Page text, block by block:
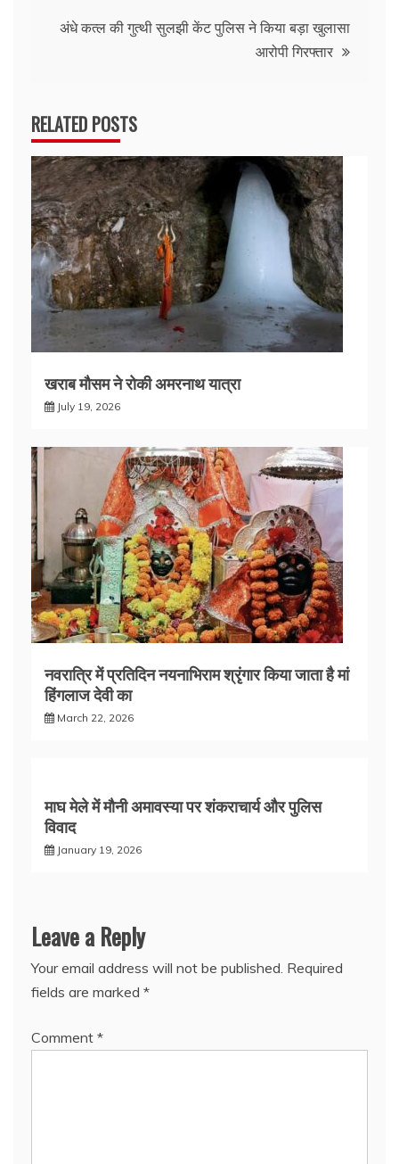
अंधे कत्ल की गुत्थी सुलझी केंट पुलिस ने किया बड़ा खुलासा
आरोपी गिरफ्तार
RELATED POSTS
खराब मौसम ने रोकी अमरनाथ यात्रा
July 19, 2026
नवरात्रि में प्रतिदिन नयनाभिराम श्रृंगार किया जाता है मां
हिंगलाज देवी का
March 22, 2026
माघ मेले में मौनी अमावस्या पर शंकराचार्य और पुलिस
विवाद
January 19, 2026
Leave a Reply
Your email address will not be published. Required
fields are marked *
Comment *